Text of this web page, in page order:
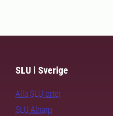
SLU i Sverige
Alla SLU-orter
SLU Alnarp